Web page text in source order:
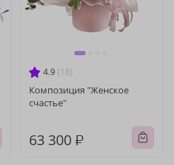
4.9 (18)
Композиция "Женское
счастье"
63 300 ₽